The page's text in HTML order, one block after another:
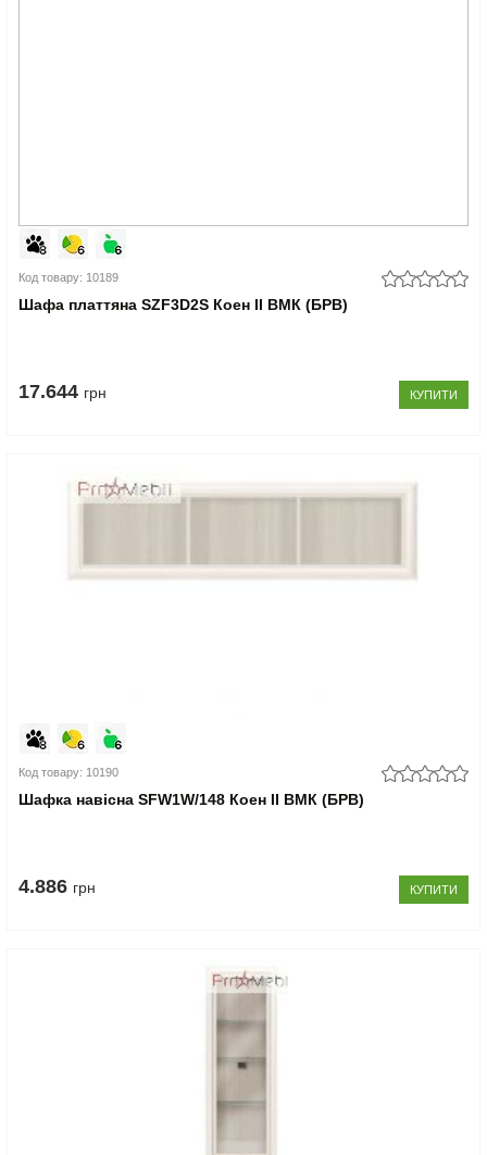
Код товару: 10189
Шафа платтяна SZF3D2S Коен II ВМК (БРВ)
17.644 грн КУПИТИ
Код товару: 10190
Шафка навісна SFW1W/148 Коен II ВМК (БРВ)
4.886 грн КУПИТИ